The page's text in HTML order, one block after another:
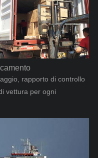
rapporto di controllo
vettura per ogni